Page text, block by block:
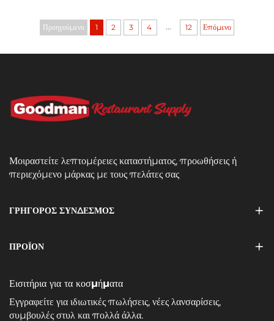
Προηγούμενο 1 2 3 4 ... 12 Επόμενο
Μοιραστείτε λεπτομέρειες καταστήματος, προωθήσεις ή
περιεχόμενο μάρκας με τους πελάτες σας
ΓΡΗΓΟΡΟΣ ΣΥΝΔΕΣΜΟΣ
ΠΡΟΪΌΝ
Εισιτήρια για τα κοσμήματα
Εγγραφείτε για ιδιωτικές πωλήσεις, νέες λανσαρίσεις,
συμβουλές στυλ και πολλά άλλα.